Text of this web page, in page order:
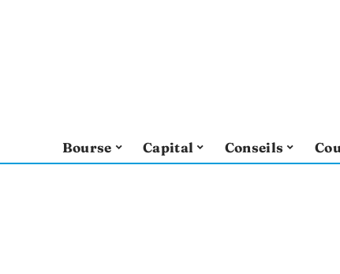
Bourse Capital Conseils